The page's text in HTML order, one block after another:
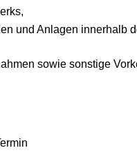
und Anlagen innerhalb
sowie sonstige